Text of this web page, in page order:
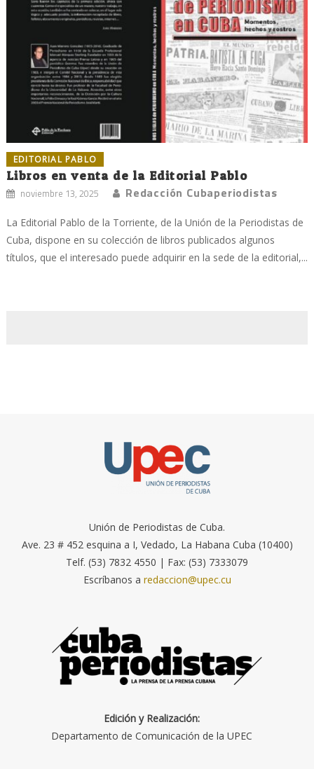
EDITORIAL PABLO
Libros en venta de la Editorial Pablo
noviembre 13, 2025 Redacción Cubaperiodistas
La Editorial Pablo de la Torriente, de la Unión de la Periodistas de
Cuba, dispone en su colección de libros publicados algunos
títulos, que el interesado puede adquirir en la sede de la editorial,...
Unión de Periodistas de Cuba.
Ave. 23 # 452 esquina a I, Vedado, La Habana Cuba (10400)
Telf. (53) 7832 4550 | Fax: (53) 7333079
Escríbanos a redaccion@upec.cu
Edición y Realización:
Departamento de Comunicación de la UPEC